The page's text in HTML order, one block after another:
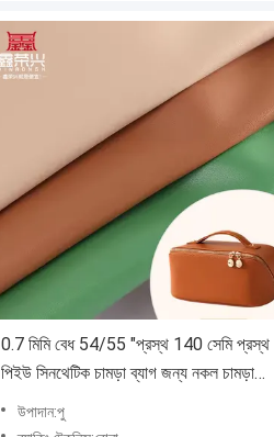
0.7 মিমি বেধ 54/55 "প্রস্থ 140 সেমি প্রস্থ
পিইউ সিনথেটিক চামড়া ব্যাগ জন্য নকল চামড়া
মানিব্যাগ বেল্ট
উপাদান:পু